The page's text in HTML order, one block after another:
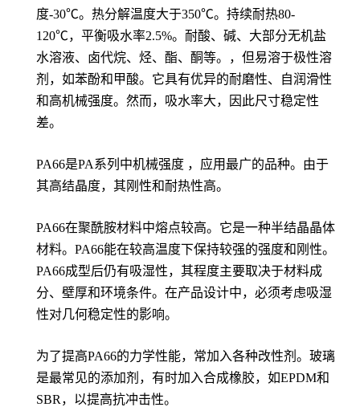
度-30℃。热分解温度大于350℃。持续耐热80-
120℃，平衡吸水率2.5%。耐酸、碱、大部分无机盐
水溶液、卤代烷、烃、酯、酮等。，但易溶于极性溶
剂，如苯酚和甲酸。它具有优异的耐磨性、自润滑性
和高机械强度。然而，吸水率大，因此尺寸稳定性
差。
PA66是PA系列中机械强度 ，应用最广的品种。由于
其高结晶度，其刚性和耐热性高。
PA66在聚酰胺材料中熔点较高。它是一种半结晶晶体
材料。PA66能在较高温度下保持较强的强度和刚性。
PA66成型后仍有吸湿性，其程度主要取决于材料成
分、壁厚和环境条件。在产品设计中，必须考虑吸湿
性对几何稳定性的影响。
为了提高PA66的力学性能，常加入各种改性剂。玻璃
是最常见的添加剂，有时加入合成橡胶，如EPDM和
SBR，以提高抗冲击性。